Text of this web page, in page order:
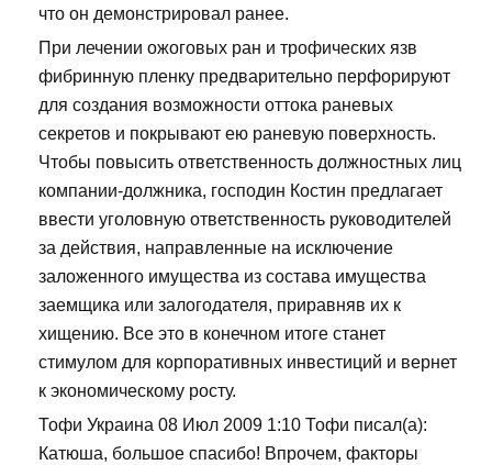
что он демонстрировал ранее.
При лечении ожоговых ран и трофических язв
фибринную пленку предварительно перфорируют
для создания возможности оттока раневых
секретов и покрывают ею раневую поверхность.
Чтобы повысить ответственность должностных лиц
компании-должника, господин Костин предлагает
ввести уголовную ответственность руководителей
за действия, направленные на исключение
заложенного имущества из состава имущества
заемщика или залогодателя, приравняв их к
хищению. Все это в конечном итоге станет
стимулом для корпоративных инвестиций и вернет
к экономическому росту.
Тофи Украина 08 Июл 2009 1:10 Тофи писал(а):
Катюша, большое спасибо! Впрочем, факторы